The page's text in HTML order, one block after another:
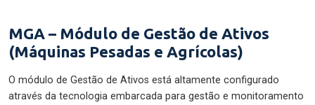
MGA – Módulo de Gestão de Ativos
(Máquinas Pesadas e Agrícolas)
O módulo de Gestão de Ativos está altamente configurado
através da tecnologia embarcada para gestão e monitoramento